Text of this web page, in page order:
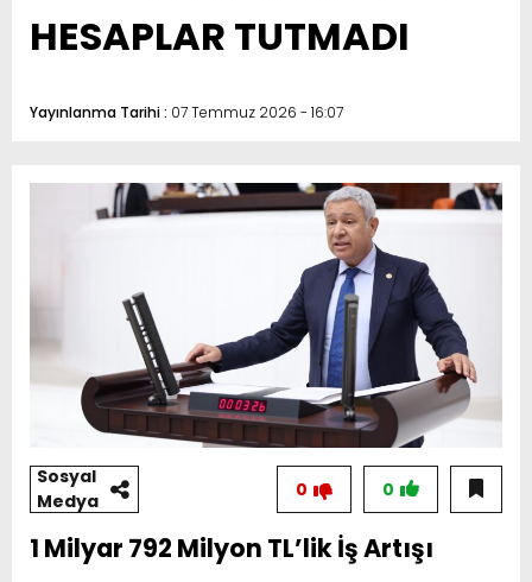
HESAPLAR TUTMADI
Yayınlanma Tarihi : 07 Temmuz 2026 - 16:07
Sosyal
Medya
0
0
1 Milyar 792 Milyon TL’lik İş Artışı